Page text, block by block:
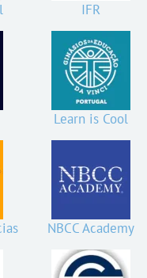
IFR
Learn is Cool
NBCC Academy